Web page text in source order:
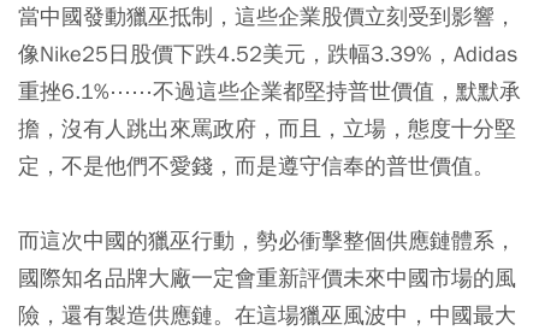
當中國發動獵巫抵制，這些企業股價立刻受到影響，
像Nike25日股價下跌4.52美元，跌幅3.39%，Adidas
重挫6.1%⋯⋯不過這些企業都堅持普世價值，默默承
擔，沒有人跳出來罵政府，而且，立場，態度十分堅
定，不是他們不愛錢，而是遵守信奉的普世價值。
而這次中國的獵巫行動，勢必衝擊整個供應鏈體系，
國際知名品牌大廠一定會重新評價未來中國市場的風
險，還有製造供應鏈。在這場獵巫風波中，中國最大